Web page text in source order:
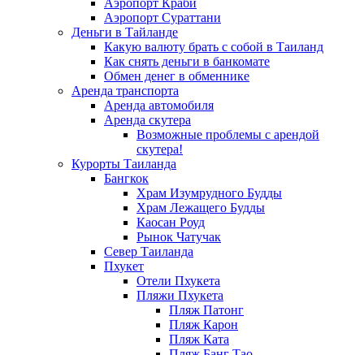
Аэропорт Краби
Аэропорт Сураттани
Деньги в Тайланде
Какую валюту брать с собой в Таиланд
Как снять деньги в банкомате
Обмен денег в обменнике
Аренда транспорта
Аренда автомобиля
Аренда скутера
Возможные проблемы с арендой
скутера!
Курорты Таиланда
Бангкок
Храм Изумрудного Будды
Храм Лежащего Будды
Каосан Роуд
Рынок Чатучак
Север Таиланда
Пхукет
Отели Пхукета
Пляжи Пхукета
Пляж Патонг
Пляж Карон
Пляж Ката